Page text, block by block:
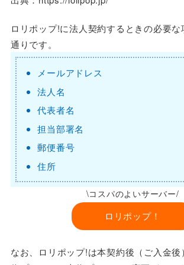
ロリポップ!に法人契約するときの必要
通りです。
メールアドレス
法人名
代表者名
担当部署名
郵便番号
住所
\コスパのよいサーバー/
ロリポップ！
なお、ロリポップ!は本契約後（ご入金